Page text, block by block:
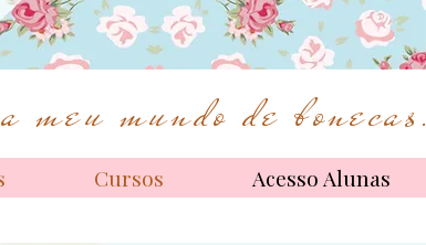
mundo de bonecas.
Cursos Acesso Alunas